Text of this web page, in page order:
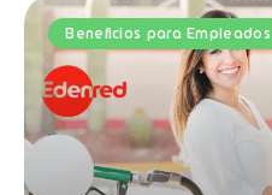
Beneficios para Empleados